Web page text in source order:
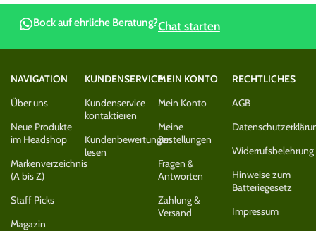
Bock auf ehrliche Beratung?Chat starten
NAVIGATION
Über uns
Neue Produkte
im Headshop
Markenverzeichnis
(A bis Z)
Staff Picks
Magazin
KUNDENSERVICE
Kundenservice
kontaktieren
Kundenbewertungen
lesen
MEIN KONTO
Mein Konto
Meine
Bestellungen
Fragen &
Antworten
Zahlung &
Versand
RECHTLICHES
AGB
Widerrufsbelehrung
Hinweise zum
Batteriegesetz
Impressum